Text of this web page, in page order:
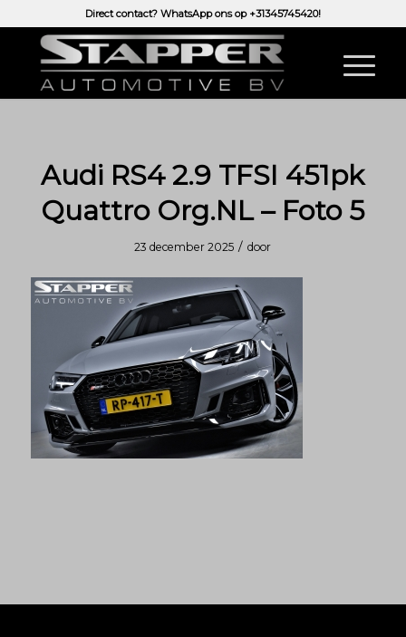
Direct contact? WhatsApp ons op +31345745420!
Audi RS4 2.9 TFSI 451pk
Quattro Org.NL – Foto 5
23 december 2025 / door